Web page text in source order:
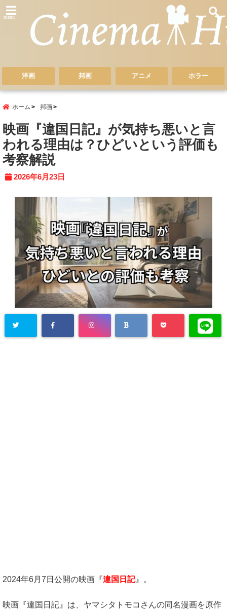
menu
洋画 邦画 アニメ ホラー
ホーム 邦画
映画『違国日記』が気持ち悪いと言
われる理由は？ひどいという評価も
考察解説
2026年6月23日
2024年6月7日公開の映画『違国日記』。
映画『違国日記』は、ヤマシタトモコさんの同名漫画を原作